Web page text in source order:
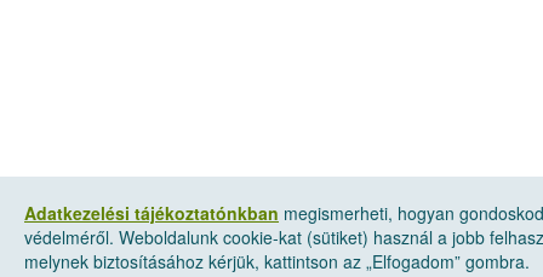
Adatkezelési tájékoztatónkban megismerheti, hogyan
védelméről. Weboldalunk cookie-kat (sütiket) használ a jobb
melynek biztosításához kérjük, kattintson az „Elfogadom” gombra.